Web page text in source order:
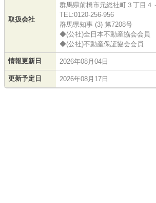
取扱会社
群馬県前橋市元総社町３丁目４
TEL:0120-256-956
群馬県知事 (3) 第7208号
◆(公社)全日本不動産協会会員
◆(公社)不動産保証協会会員
情報更新日 2026年08月04日
更新予定日 2026年08月17日